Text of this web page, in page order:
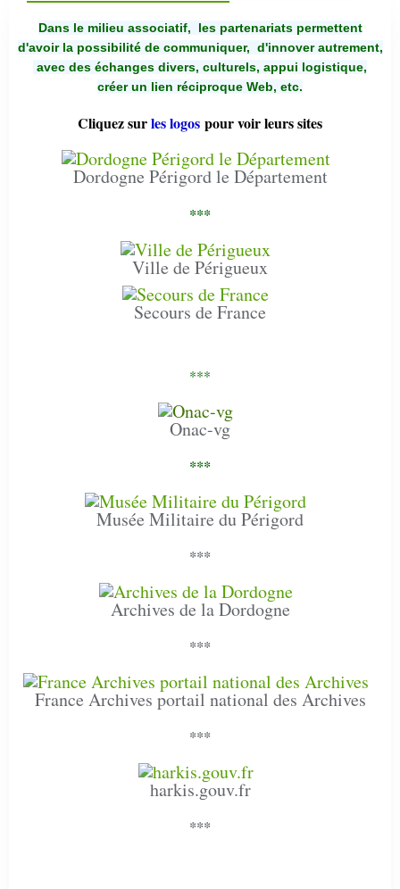
Dans le milieu associatif, les partenariats permettent
d'avoir la possibilité de communiquer, d'innover autrement,
avec des échanges divers, culturels, appui logistique,
créer un lien réciproque Web, etc.
Cliquez surles logos pour voir leurs sites
Dordogne Périgord le Département
***
Ville de Périgueux
Secours de France
***
Onac-vg
***
Musée Militaire du Périgord
***
Archives de la Dordogne
***
France Archives portail national des Archives
***
harkis.gouv.fr
***